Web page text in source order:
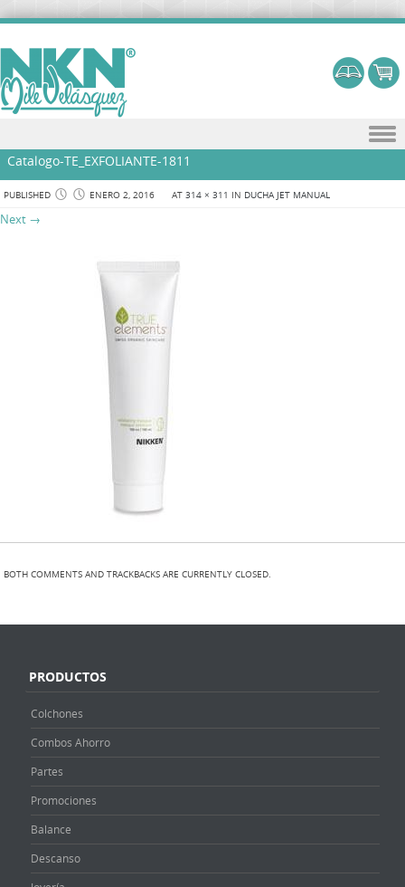
Skip to content
Catalogo-TE_EXFOLIANTE-1811
PUBLISHED ENERO 2, 2016 AT 314 × 311 IN DUCHA JET MANUAL
Next →
BOTH COMMENTS AND TRACKBACKS ARE CURRENTLY CLOSED.
PRODUCTOS
Colchones
Combos Ahorro
Partes
Promociones
Balance
Descanso